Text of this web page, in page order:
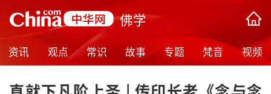
佛学
资讯 观点 常识 故事 专题 梵音 视频